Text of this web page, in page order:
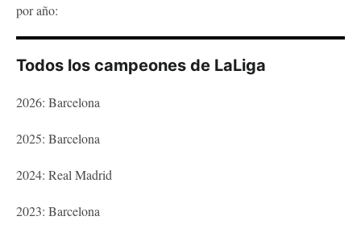
por año:
Todos los campeones de LaLiga
2026: Barcelona
2025: Barcelona
2024: Real Madrid
2023: Barcelona